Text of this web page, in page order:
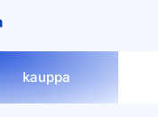
kauppa